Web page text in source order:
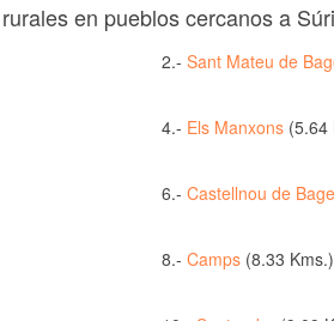
en pueblos cercanos a
2.-Sant Mateu de
4.- Els Manxons (5.64
6.-Castellnou de
8.-Camps (8.33 Kms.)